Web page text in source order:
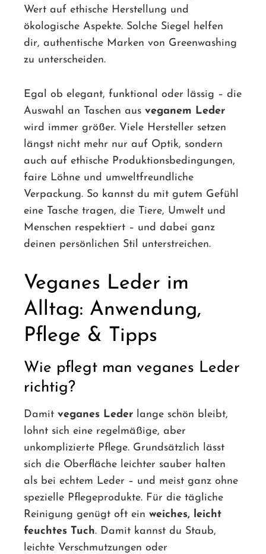
Wert auf ethische Herstellung und
ökologische Aspekte. Solche Siegel helfen
dir, authentische Marken von Greenwashing
zu unterscheiden.
Egal ob elegant, funktional oder lässig – die
Auswahl an Taschen aus veganem Leder
wird immer größer. Viele Hersteller setzen
längst nicht mehr nur auf Optik, sondern
auch auf ethische Produktionsbedingungen,
faire Löhne und umweltfreundliche
Verpackung. So kannst du mit gutem Gefühl
eine Tasche tragen, die Tiere, Umwelt und
Menschen respektiert – und dabei ganz
deinen persönlichen Stil unterstreichen.
Veganes Leder im
Alltag: Anwendung,
Pflege & Tipps
Wie pflegt man veganes Leder
richtig?
Damit veganes Leder lange schön bleibt,
lohnt sich eine regelmäßige, aber
unkomplizierte Pflege. Grundsätzlich lässt
sich die Oberfläche leichter sauber halten
als bei echtem Leder – und meist ganz ohne
spezielle Pflegeprodukte. Für die tägliche
Reinigung genügt oft ein weiches, leicht
feuchtes Tuch. Damit kannst du Staub,
leichte Verschmutzungen oder